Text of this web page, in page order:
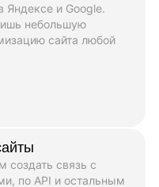
Яндексе и Google.
небольшую
сайта любой
создать связь с
по API и остальным